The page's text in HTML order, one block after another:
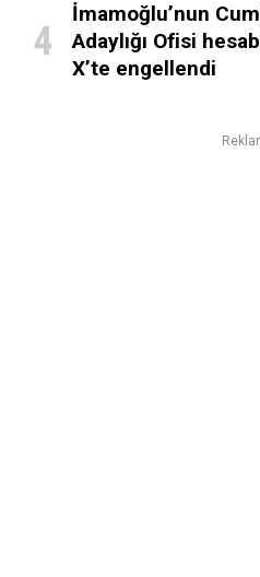
İmamoğlu’nun
Adaylığı Ofisi
X’te engellendi